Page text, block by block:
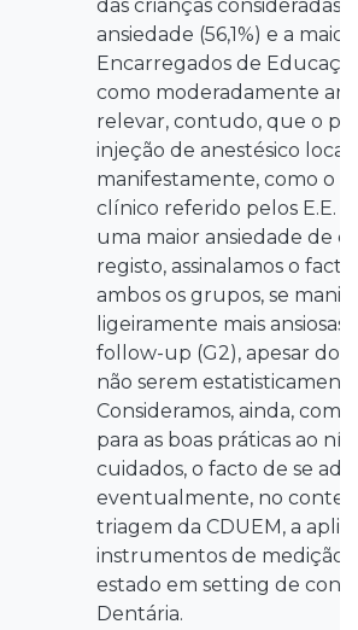
das crianças consideradas
ansiedade (56,1%) e a
Encarregados de
como moderadamente
relevar, contudo, que o
injeção de anestésico local
manifestamente, como o
clínico referido pelos E.E.
uma maior ansiedade de
registo, assinalamos o
ambos os grupos, se
ligeiramente mais
follow-up (G2), apesar
não serem
Consideramos, ainda,
para as boas práticas ao
cuidados, o facto de se
eventualmente, no
triagem da CDUEM, a
instrumentos de medição
estado em setting de
Dentária.